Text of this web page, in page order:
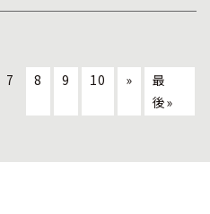
7 8 9 10 »
最
後»